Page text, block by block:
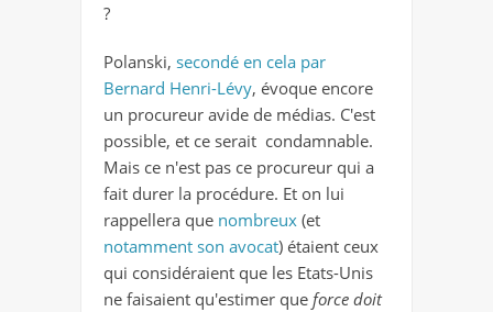
?
Polanski, secondé en cela par
Bernard Henri-Lévy, évoque encore
un procureur avide de médias. C'est
possible, et ce serait condamnable.
Mais ce n'est pas ce procureur qui a
fait durer la procédure. Et on lui
rappellera que nombreux (et
notamment son avocat) étaient ceux
qui considéraient que les Etats-Unis
ne faisaient qu'estimer que force doit